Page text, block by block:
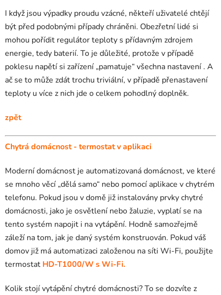
I když jsou výpadky proudu vzácné, někteří uživatelé chtějí
být před podobnými případy chráněni. Obezřetní lidé si
mohou pořídit regulátor teploty s přídavným zdrojem
energie, tedy baterií. To je důležité, protože v případě
poklesu napětí si zařízení „pamatuje“ všechna nastavení . A
ač se to může zdát trochu triviální, v případě přenastavení
teploty u více z nich jde o celkem pohodlný doplněk.
zpět
Chytrá domácnost - termostat v aplikaci
Moderní domácnost je automatizovaná domácnost, ve které
se mnoho věcí „dělá samo“ nebo pomocí aplikace v chytrém
telefonu. Pokud jsou v domě již instalovány prvky chytré
domácnosti, jako je osvětlení nebo žaluzie, vyplatí se na
tento systém napojit i na vytápění. Hodně samozřejmě
záleží na tom, jak je daný systém konstruován. Pokud váš
domov již má automatizaci založenou na síti Wi-Fi, použijte
termostat HD-T1000/W s Wi-Fi.
Kolik stojí vytápění chytré domácnosti? To se dozvíte z